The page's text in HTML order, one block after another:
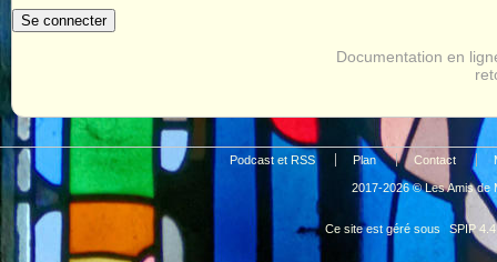
Documentation en
Podcast et RSS Plan Contact
2017-2026 © Les Amis de
Ce site est géré sous SPIP